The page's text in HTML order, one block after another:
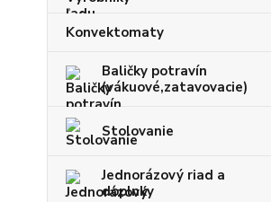
Konvektomaty
Baličky potravín
(vákuové,zatavovacie)
Stolovanie
Jednorázový riad a
doplnky